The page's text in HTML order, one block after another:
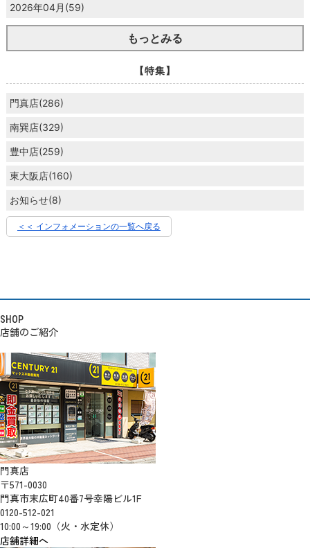
2026年04月(59)
もっとみる
【特集】
門真店(286)
南巽店(329)
豊中店(259)
東大阪店(160)
お知らせ(8)
＜＜ インフォメーションの一覧へ戻る
SHOP
店舗のご紹介
門真店
〒571-0030
門真市末広町40番7号幸陽ビル1F
0120-512-021
10:00～19:00（火・水定休）
店舗詳細へ